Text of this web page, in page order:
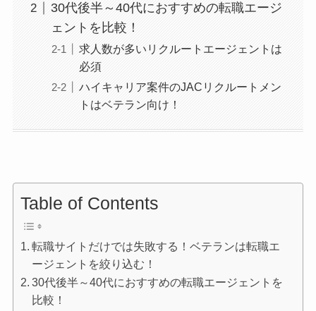
30代後半～40代におすすめの転職エージ
ェントを比較！
求人数が多いリクルートエージェントは
必須
ハイキャリア案件のJACリクルートメン
トはベテラン向け！
Table of Contents
転職サイトだけでは失敗する！ベテランは転職エ
ージェントを絞り込む！
30代後半～40代におすすめの転職エージェントを
比較！